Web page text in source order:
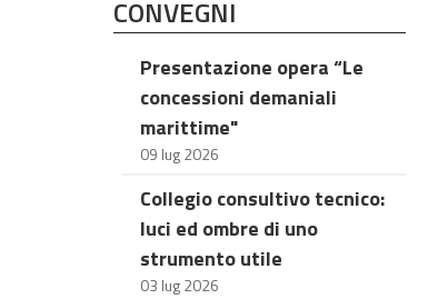
CONVEGNI
Presentazione opera “Le
concessioni demaniali
marittime"
09 lug 2026
Collegio consultivo tecnico:
luci ed ombre di uno
strumento utile
03 lug 2026